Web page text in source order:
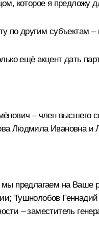
которое я предложу
по другим субъектам
ещё акцент дать
– член высшего
Людмила Ивановна и
предлагаем на Ваше
Тушнолобов
– заместитель